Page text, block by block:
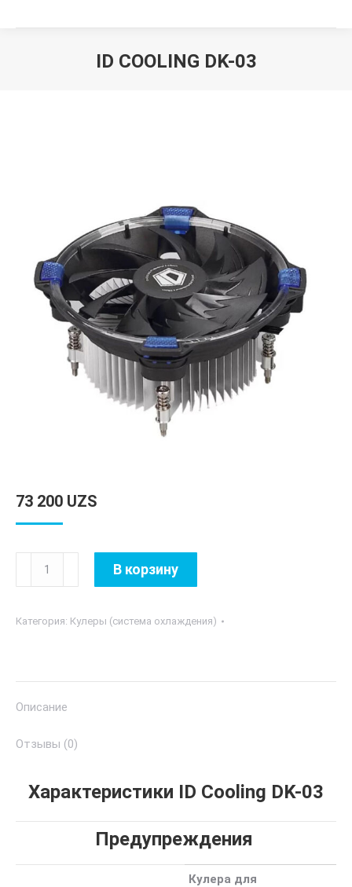
ID COOLING DK-03
73 200 UZS
Количество
товара
Cooling
В корзину
Категория: Кулеры (система охлаждения)
Описание
Отзывы (0)
Характеристики ID Cooling DK-03
Предупреждения
Кулера для